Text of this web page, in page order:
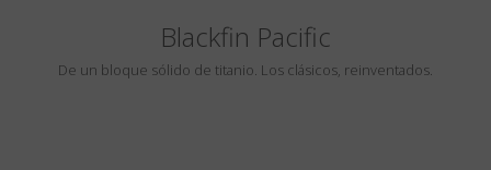
Blackfin Pacific
De un bloque sólido de titanio. Los clásicos, reinventados.